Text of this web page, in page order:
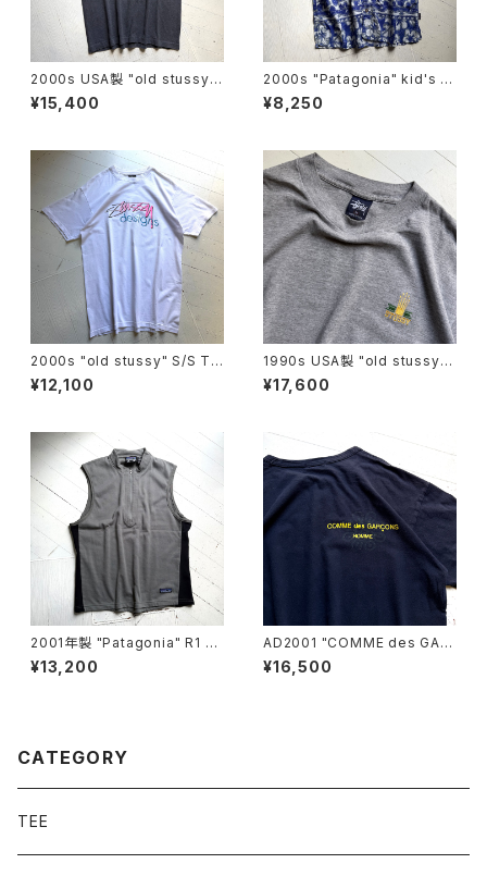
2000s USA製 "old stussy"
S/S T-shirt
¥15,400
2000s "Patagonia" kid's s
hirt
¥8,250
2000s "old stussy" S/S T-
shirt
¥12,100
1990s USA製 "old stussy"
S/S T-shirt
¥17,600
2001年製 "Patagonia" R1 Fl
ash vest
¥13,200
AD2001 "COMME des GAR
ÇONS HOMME" S/S T-shirt
¥16,500
CATEGORY
TEE